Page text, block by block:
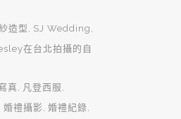
造型
SJ Wedding
在台北拍攝的自
真
凡登西服
婚禮攝影 婚禮紀錄